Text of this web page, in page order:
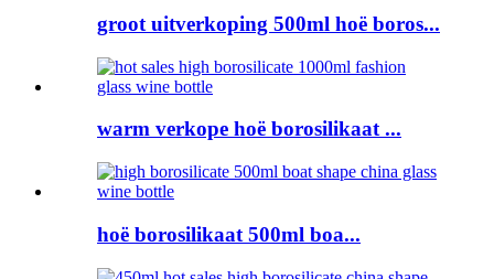
groot uitverkoping 500ml hoë boros...
warm verkope hoë borosilikaat ...
hoë borosilikaat 500ml boa...